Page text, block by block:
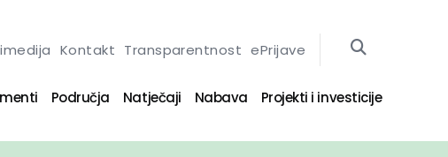
Kontakt Transparentnost ePrijave
Područja Natječaji Nabava Projekti i investicije